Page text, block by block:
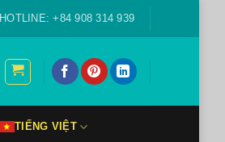
HOTLINE: +84 908 314 939
TIẾNG VIỆT